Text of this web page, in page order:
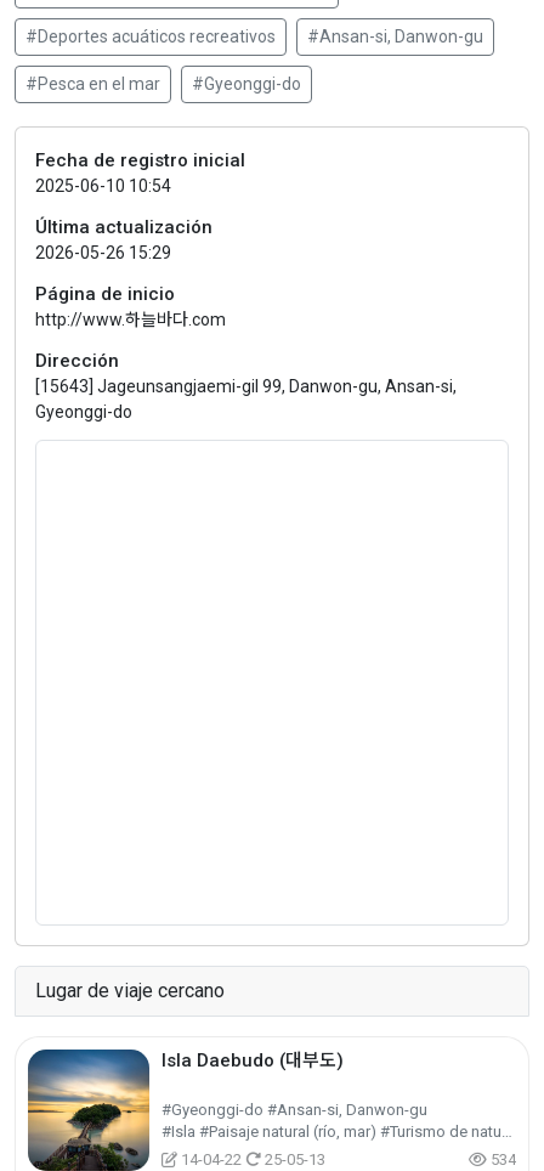
#Deportes acuáticos recreativos #Ansan-si, Danwon-gu
#Pesca en el mar #Gyeonggi-do
Fecha de registro inicial
2025-06-10 10:54
Última actualización
2026-05-26 15:29
Página de inicio
http://www.하늘바다.com
Dirección
[15643] Jageunsangjaemi-gil 99, Danwon-gu, Ansan-si,
Gyeonggi-do
Lugar de viaje cercano
Isla Daebudo (대부도)
#Gyeonggi-do #Ansan-si, Danwon-gu
#Isla #Paisaje natural (río, mar) #Turismo de naturaleza
14-04-22
25-05-13
534